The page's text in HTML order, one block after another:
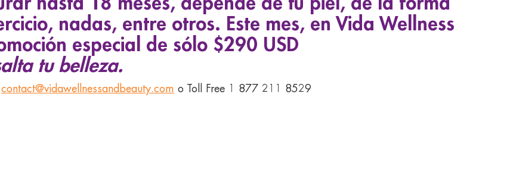
nadas, entre otros. Este mes, en Vida Wellness
especial de sólo $290 USD
tu belleza.
contact@vidawellnessandbeauty.com o Toll Free 1 877 211 8529